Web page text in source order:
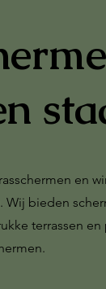
en
bieden
terrassen